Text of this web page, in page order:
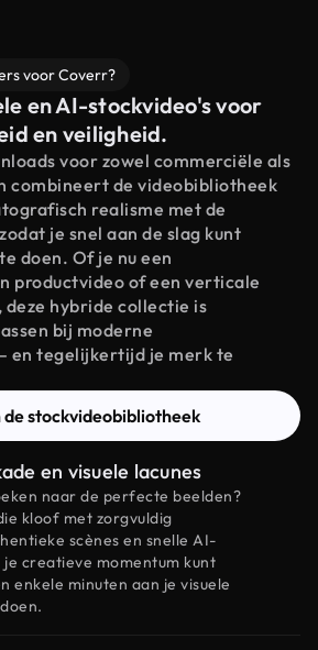
voor Coverr?
en AI-stockvideo's voor
en veiligheid.
voor zowel commerciële als
combineert de videobibliotheek
realisme met de
je snel aan de slag kunt
doen. Of je nu een
productvideo of een verticale
hybride collectie is
bij moderne
en tegelijkertijd je merk te
de stockvideobibliotheek
en visuele lacunes
naar de perfecte beelden?
kloof met zorgvuldig
scènes en snelle AI-
creatieve momentum kunt
enkele minuten aan je visuele